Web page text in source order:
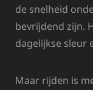
de snelheid
bevrijdend zijn.
dagelijkse sleur
Maar rijden is